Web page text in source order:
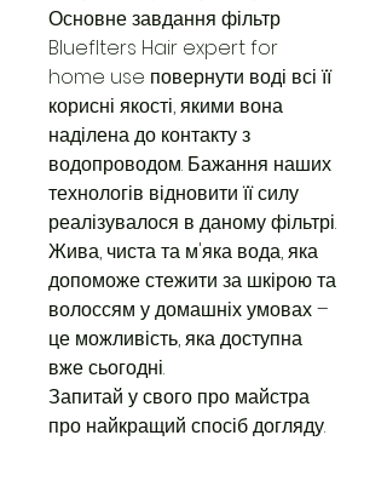
Основне завдання фільтр
Blueflters Hair expert for
home use повернути воді всі її
корисні якості, якими вона
наділена до контакту з
водопроводом. Бажання наших
технологів відновити її силу
реалізувалося в даному фільтрі.
Жива, чиста та м'яка вода, яка
допоможе стежити за шкірою та
волоссям у домашніх умовах –
це можливість, яка доступна
вже сьогодні.
Запитай у свого про майстра
про найкращий спосіб догляду.